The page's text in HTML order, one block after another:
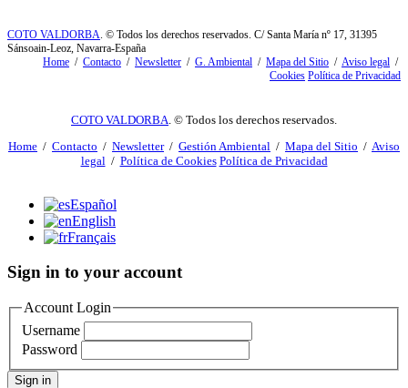
COTO VALDORBA . © Todos los derechos reservados. C/ Santa María nº 17, 31395
Sánsoain-Leoz, Navarra-España
Home / Contacto / Newsletter / G. Ambiental / Mapa del Sitio / Aviso legal /
Cookies Política de Privacidad
COTO VALDORBA . © Todos los derechos reservados.
Home / Contacto / Newsletter/ Gestión Ambiental / Mapa del Sitio / Aviso
legal / Política de Cookies Política de Privacidad
Español
English
Français
Sign in to your account
Account Login
Username
Password
Sign in